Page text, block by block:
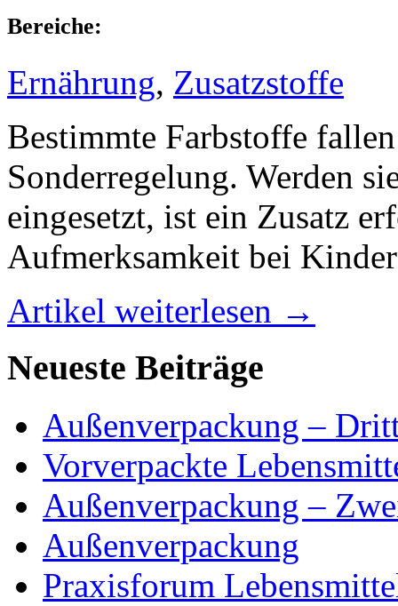
Bereiche:
Ernährung, Zusatzstoffe
Bestimmte Farbstoffe
Sonderregelung. Werden
eingesetzt, ist ein Zusatz
Aufmerksamkeit bei
Artikel weiterlesen →
Neueste Beiträge
Außenverpackung –
Vorverpackte
Außenverpackung –
Außenverpackung
Praxisforum